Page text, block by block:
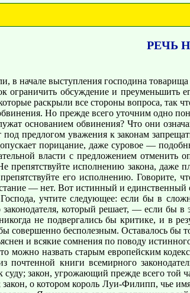
РЕЧЬ
в начале выступления господина
ограничить обсуждение и преуменьшить
раскрыли все стороны вопроса, так
Но прежде всего уточним одно
основанием обвинения? Что они
предлогом уважения к законам
порицание, даже суровое —
власти с предложением отменить
препятствуйте исполнению закона, даже
его исполнению. Говорите,
— нет. Вот истинный и единственный
учтите следующее: если бы в
законодателя, который решает, — если бы
не подвергались бы критике, и в
совершенно бесполезным. Оставалось бы
и всякие сомнения по поводу
можно назвать старым европейским
почтенной книги всемирного
закон, угрожающий прежде всего той
о котором король Луи-Филипп, чье